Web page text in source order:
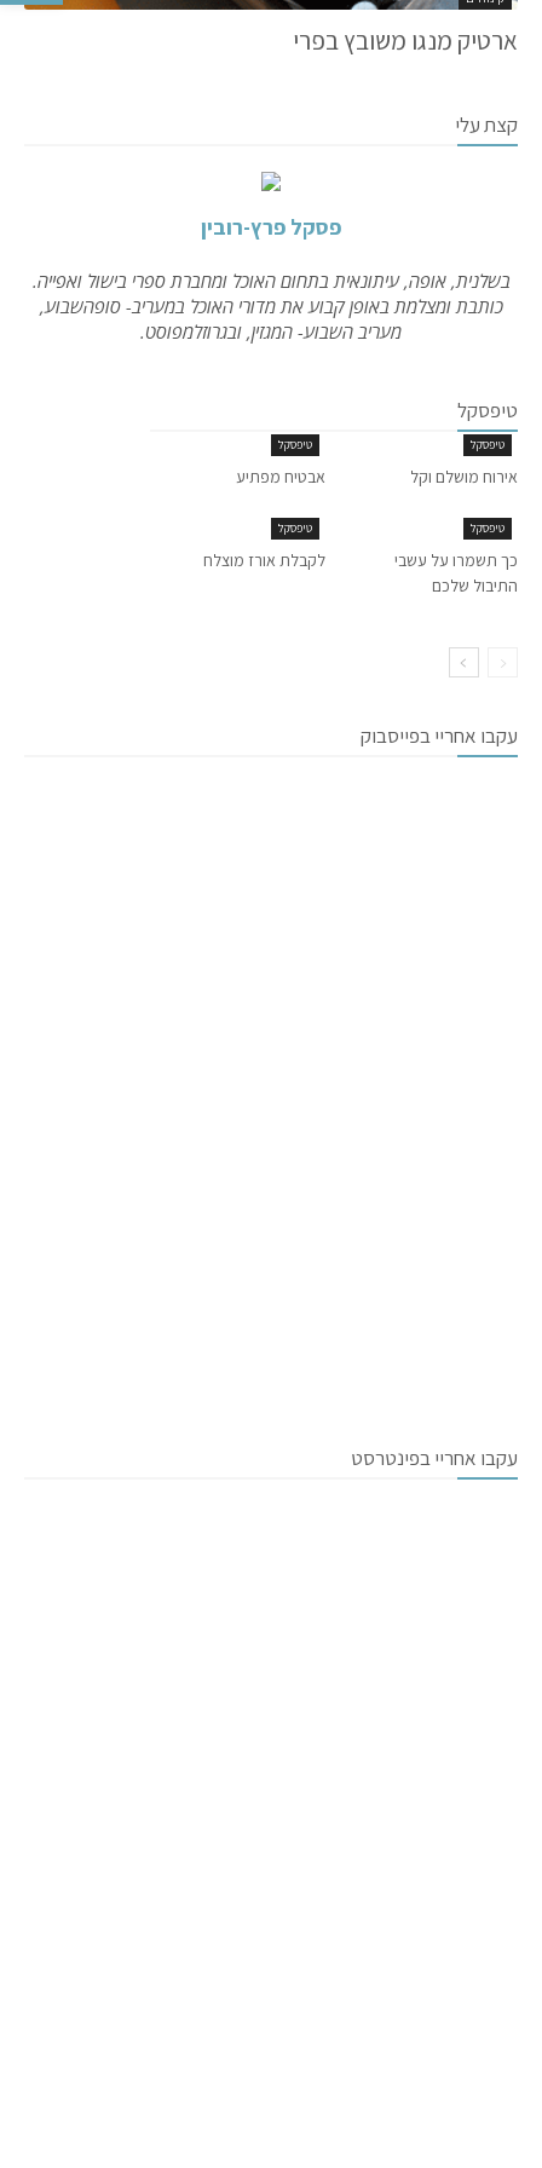
ארטיק מנגו משובץ בפרי
קצת עלי
פסקל פרץ-רובין
בשלנית, אופה, עיתונאית בתחום האוכל ומחברת ספרי בישול ואפייה.
כותבת ומצלמת באופן קבוע את מדורי האוכל במעריב- סופהשבוע,
מעריב השבוע- המגזין, ובגרוזלמפוסט.
טיפסקל
טיפסקל
אירוח מושלם וקל
טיפסקל
אבטיח מפתיע
טיפסקל
כך תשמרו על עשבי
התיבול שלכם
טיפסקל
לקבלת אורז מוצלח
עקבו אחריי בפייסבוק
עקבו אחריי בפינטרסט